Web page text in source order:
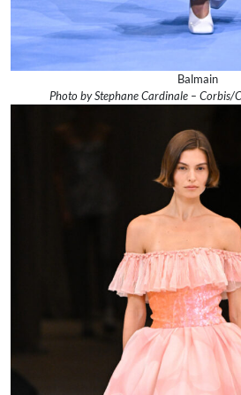
Balmain
Photo by Stephane Cardinale – Corbis/